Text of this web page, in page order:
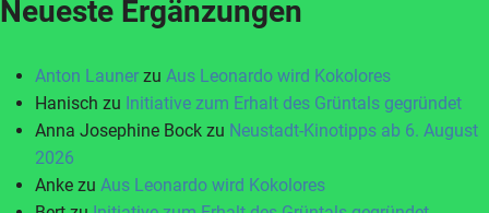
Neueste Ergänzungen
Anton Launer zu Aus Leonardo wird Kokolores
Hanisch zu Initiative zum Erhalt des Grüntals gegründet
Anna Josephine Bock zu Neustadt-Kinotipps ab 6. August
2026
Anke zu Aus Leonardo wird Kokolores